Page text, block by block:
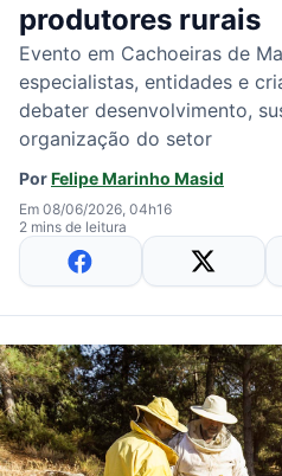
produtores rurais
Evento em Cachoeiras de
especialistas, entidades e
debater desenvolvimento,
organização do setor
PorFelipe Marinho Masid
Em 08/06/2026, 04h16
2 mins de leitura